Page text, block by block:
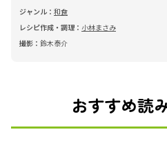
ジャンル： 和食
レシピ作成・調理： 小林まさみ
撮影： 鈴木泰介
おすすめ読